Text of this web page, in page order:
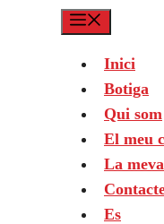
Inici
Botiga
Qui som
El meu
La
Es